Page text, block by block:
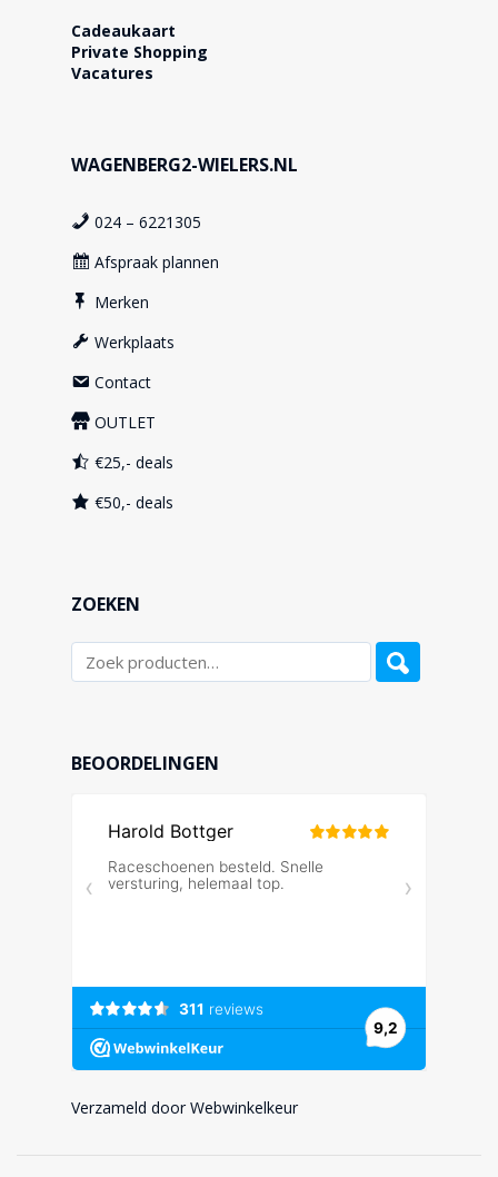
Cadeaukaart
Private Shopping
Vacatures
WAGENBERG2-WIELERS.NL
024 – 6221305
Afspraak plannen
Merken
Werkplaats
Contact
OUTLET
€25,- deals
€50,- deals
ZOEKEN
BEOORDELINGEN
Verzameld door Webwinkelkeur